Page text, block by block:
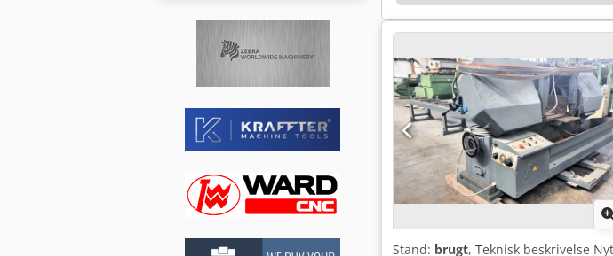
Stand: brugt, Teknisk beskrivelse